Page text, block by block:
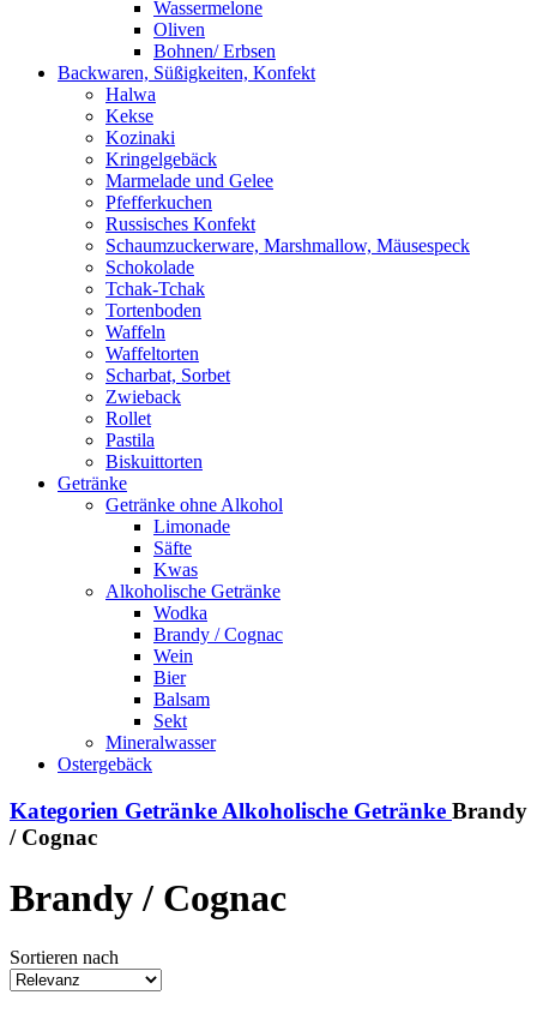
Wassermelone
Oliven
Bohnen/ Erbsen
Backwaren, Süßigkeiten, Konfekt
Halwa
Kekse
Kozinaki
Kringelgebäck
Marmelade und Gelee
Pfefferkuchen
Russisches Konfekt
Schaumzuckerware, Marshmallow, Mäusespeck
Schokolade
Tchak-Tchak
Tortenboden
Waffeln
Waffeltorten
Scharbat, Sorbet
Zwieback
Rollet
Pastila
Biskuittorten
Getränke
Getränke ohne Alkohol
Limonade
Säfte
Kwas
Alkoholische Getränke
Wodka
Brandy / Cognac
Wein
Bier
Balsam
Sekt
Mineralwasser
Ostergebäck
Kategorien Getränke Alkoholische Getränke Brandy
/ Cognac
Brandy / Cognac
Sortieren nach